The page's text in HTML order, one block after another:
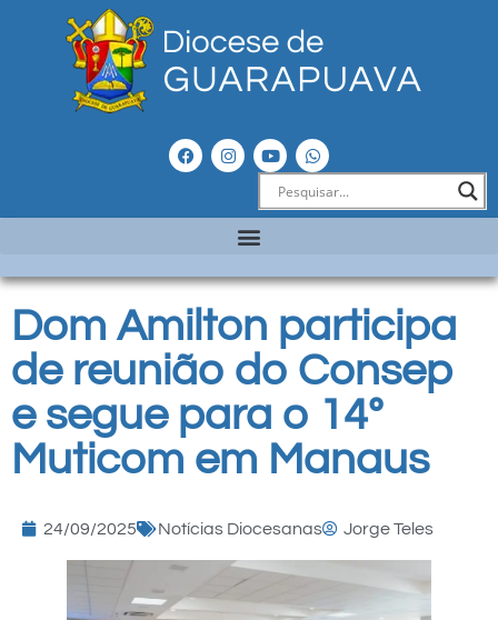
Dom Amilton participa
de reunião do Consep
e segue para o 14º
Muticom em Manaus
24/09/2025 Notícias Diocesanas Jorge Teles